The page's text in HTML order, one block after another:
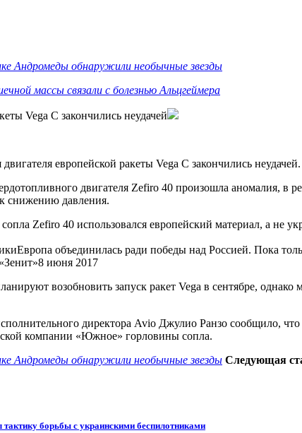
Андромеды обнаружили необычные звезды
массы связали с болезнью Альцгеймера
Vega C закончились неудачей
европейской ракеты Vega C закончились
двигателя Zefiro 40 произошла аномалия, в
снижению давления.
Zefiro 40 использовался европейский материал, а не
объединилась ради победы над Россией. Пока
июня 2017
возобновить запуск ракет Vega в сентябре,
директора Avio Джулио Ранзо сообщило,
компании «Южное» горловины сопла.
Андромеды обнаружили необычные звезды Следующая
борьбы с украинскими беспилотниками